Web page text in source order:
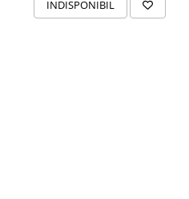
INDISPONIBIL